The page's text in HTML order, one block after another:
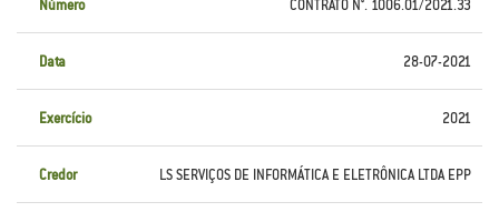
Número CONTRATO N°. 1006.01/2021.33
Data 28-07-2021
Exercício 2021
Credor LS SERVIÇOS DE INFORMÁTICA E ELETRÔNICA LTDA EPP